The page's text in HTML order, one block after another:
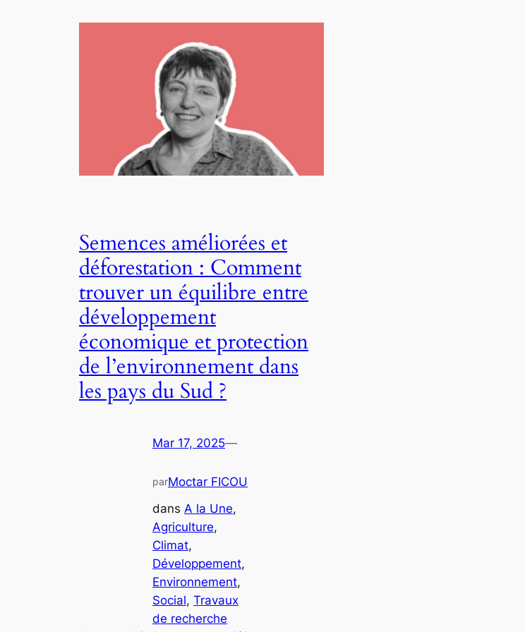
Semences améliorées et
déforestation : Comment
trouver un équilibre entre
développement
économique et protection
de l’environnement dans
les pays du Sud ?
Mar 17, 2025—
parMoctar FICOU
dans A la Une
Agriculture
Climat
Développement
Environnement
Social, Travaux
de recherche